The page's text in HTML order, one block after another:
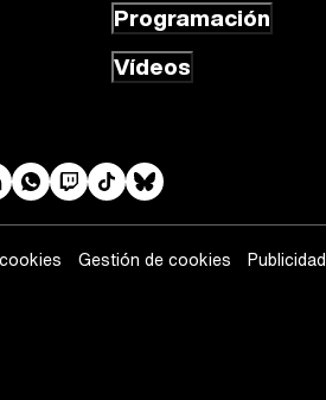
Programación
Vídeos
Gestión de cookies Publicidad